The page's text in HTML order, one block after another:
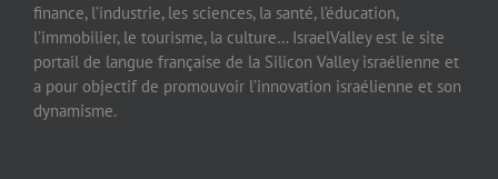
finance, l’industrie, les sciences, la santé, l’éducation,
l’immobilier, le tourisme, la culture… IsraelValley est le site
portail de langue française de la Silicon Valley israélienne et
a pour objectif de promouvoir l’innovation israélienne et son
dynamisme.